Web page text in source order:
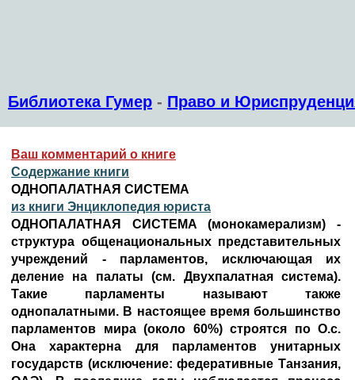
Библиотека Гумер - Право и
Ваш комментарий о книге
Содержание книги
ОДНОПАЛАТНАЯ СИСТЕМА
из книги Энциклопедия юриста
ОДНОПАЛАТНАЯ СИСТЕМА (монокамерализм) -
структура общенациональных представительных
учреждений - парламентов, исключающая их
деление на палаты (см. Двухпалатная система).
Такие парламенты называют также
однопалатными. В настоящее время большинство
парламентов мира (около 60%) строятся по О.с.
Она характерна для парламентов унитарных
государств (исключение: федеративные Танзания,